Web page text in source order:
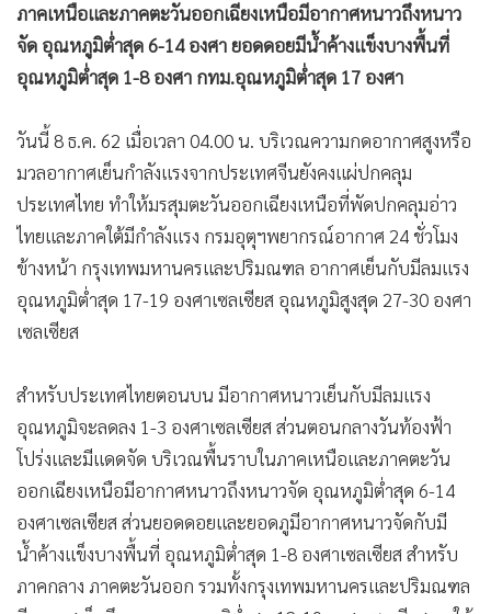
• การเมือง
ท่องเที่ยว
•
กีฬา
•
ต่างประเทศ
• Special Scoop
• เศรษฐกิจ-ธุรกิจ
• จีน
• ชุมชน-คุณภาพชีวิต
• อาชญากรรม
• Motoring
• วิทยาศาสตร์
• SMEs
• หุ้น
• อินโดจีน
• กองทุนรวม
•
Factcheck
ภาคเหนือและภาคตะวันออกเฉียงเหนือมีอากาศหนาวถึงหนาว
จัด อุณหภูมิต่ำสุด 6-14 องศา ยอดดอยมีน้ำค้างแข็งบางพื้นที่
อุณหภูมิต่ำสุด 1-8 องศา กทม.อุณหภูมิต่ำสุด 17 องศา
วันนี้ 8 ธ.ค. 62 เมื่อเวลา 04.00 น. บริเวณความกดอากาศสูงหรือ
มวลอากาศเย็นกำลังแรงจากประเทศจีนยังคงแผ่ปกคลุม
ประเทศไทย ทำให้มรสุมตะวันออกเฉียงเหนือที่พัดปกคลุมอ่าว
ไทยและภาคใต้มีกำลังแรง กรมอุตุฯพยากรณ์อากาศ 24 ชั่วโมง
ข้างหน้า กรุงเทพมหานครและปริมณฑล อากาศเย็นกับมีลมแรง
อุณหภูมิต่ำสุด 17-19 องศาเซลเซียส อุณหภูมิสูงสุด 27-30 องศา
เซลเซียส
สำหรับประเทศไทยตอนบน มีอากาศหนาวเย็นกับมีลมแรง
อุณหภูมิจะลดลง 1-3 องศาเซลเซียส ส่วนตอนกลางวันท้องฟ้า
โปร่งและมีแดดจัด บริเวณพื้นราบในภาคเหนือและภาคตะวัน
ออกเฉียงเหนือมีอากาศหนาวถึงหนาวจัด อุณหภูมิต่ำสุด 6-14
องศาเซลเซียส ส่วนยอดดอยและยอดภูมีอากาศหนาวจัดกับมี
น้ำค้างแข็งบางพื้นที่ อุณหภูมิต่ำสุด 1-8 องศาเซลเซียส สำหรับ
ภาคกลาง ภาคตะวันออก รวมทั้งกรุงเทพมหานครและปริมณฑล